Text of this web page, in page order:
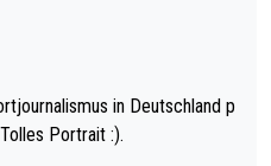
in Deutschland p
Portrait :).